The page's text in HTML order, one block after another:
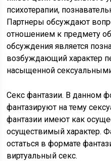
психотерапии,
Партнеры обсуждают
отношением к предмету
обсуждения является
возбуждающий характер
насыщенной
Секс фантазии. В данном
фантазируют на тему
фантазии имеют как
осуществимый характер.
остаться в формате
виртуальный секс.